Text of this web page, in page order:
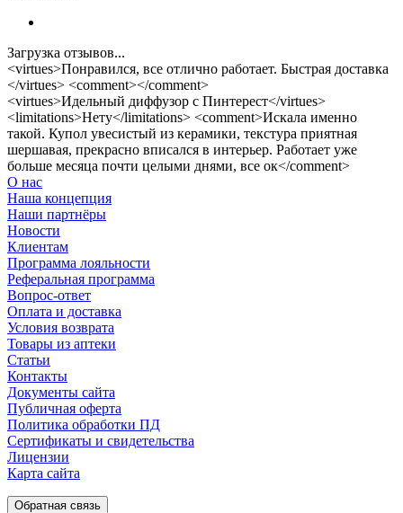
Загрузка отзывов...
<virtues>Понравился, все отлично работает. Быстрая доставка
</virtues> <comment></comment>
<virtues>Идельный диффузор с Пинтерест</virtues>
<limitations>Нету</limitations> <comment>Искала именно
такой. Купол увесистый из керамики, текстура приятная
шершавая, прекрасно вписался в интерьер. Работает уже
больше месяца почти целыми днями, все ок</comment>
О нас
Наша концепция
Наши партнёры
Новости
Клиентам
Программа лояльности
Реферальная программа
Вопрос-ответ
Оплата и доставка
Условия возврата
Товары из аптеки
Статьи
Контакты
Документы сайта
Публичная оферта
Политика обработки ПД
Сертификаты и свидетельства
Лицензии
Карта сайта
Обратная связь